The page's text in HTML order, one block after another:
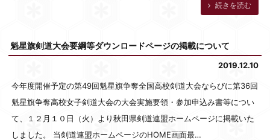
続きを読む
魁星旗剣道大会要綱等ダウンロードページの掲載について
2019.12.10
今年度開催予定の第49回魁星旗争奪全国高校剣道大会ならびに第36回
魁星旗争奪高校女子剣道大会の大会実施要領・参加申込み書等につい
て、１２月１０日（火）より秋田県剣道連盟ホームページに掲載いた
しました。 当剣道連盟ホームページのHOME画面最…